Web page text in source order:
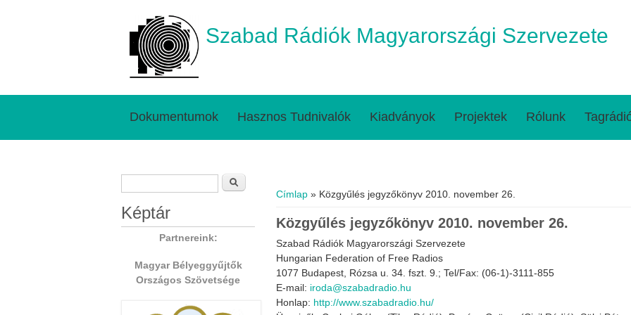
Szabad Rádiók Magyarországi Szervezete
Dokumentumok Hasznos Tudnivalók Kiadványok Projektek Rólunk
Címlap » Közgyűlés jegyzőkönyv 2010. november 26.
Közgyűlés jegyzőkönyv 2010. november 26.
Szabad Rádiók Magyarországi Szervezete
Hungarian Federation of Free Radios
1077 Budapest, Rózsa u. 34. fszt. 9.; Tel/Fax: (06-1)-3111-855
E-mail: iroda@szabadradio.hu
Honlap: http://www.szabadradio.hu/
Keresés űrlap
Képtár
Partnereink:
Magyar Bélyeggyűjtők
Országos Szövetsége